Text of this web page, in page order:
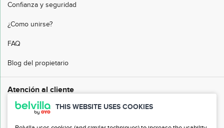
THIS WEBSITE USES COOKIES
Confianza y seguridad
¿Como unirse?
FAQ
Blog del propietario
Atención al cliente
Preguntas frecuentes (FAQ)